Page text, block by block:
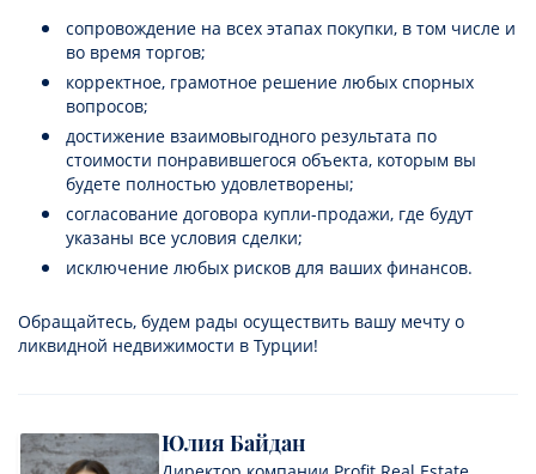
сопровождение на всех этапах покупки, в том числе и
во время торгов;
корректное, грамотное решение любых спорных
вопросов;
достижение взаимовыгодного результата по
стоимости понравившегося объекта, которым вы
будете полностью удовлетворены;
согласование договора купли-продажи, где будут
указаны все условия сделки;
исключение любых рисков для ваших финансов.
Обращайтесь, будем рады осуществить вашу мечту о
ликвидной недвижимости в Турции!
Юлия Байдан